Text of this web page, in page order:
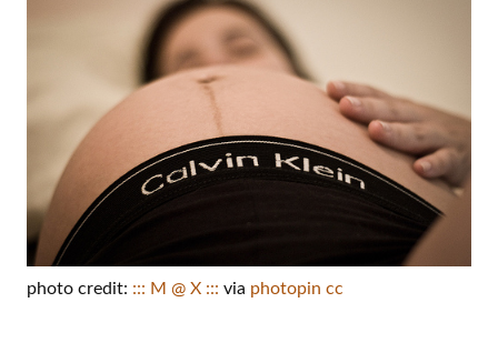
photo credit: ::: M @ X ::: via photopin cc